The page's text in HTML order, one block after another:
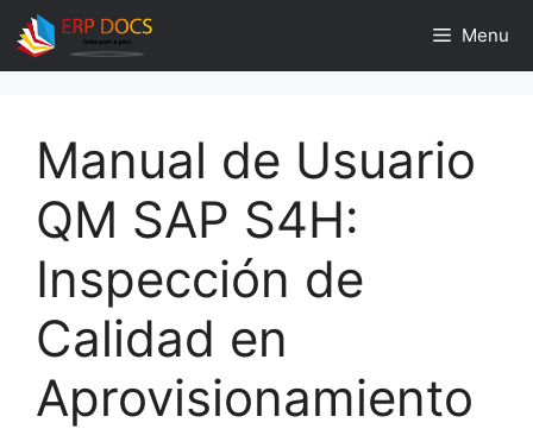
Skip
to
content
Menu
Manual de Usuario
QM SAP S4H:
Inspección de
Calidad en
Aprovisionamiento